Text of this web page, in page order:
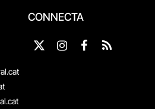
CONNECTA
X
Instagram
Facebook
RSS